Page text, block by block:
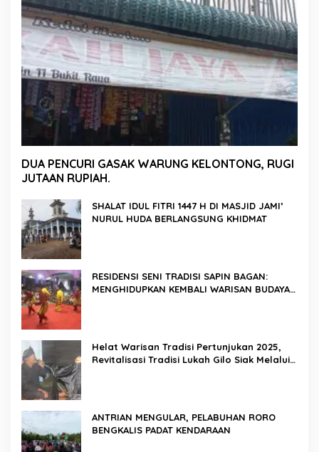
DUA PENCURI GASAK WARUNG KELONTONG, RUGI
JUTAAN RUPIAH.
SHALAT IDUL FITRI 1447 H DI MASJID JAMI’
NURUL HUDA BERLANGSUNG KHIDMAT
RESIDENSI SENI TRADISI SAPIN BAGAN:
MENGHIDUPKAN KEMBALI WARISAN BUDAYA
Helat Warisan Tradisi Pertunjukan 2025,
Revitalisasi Tradisi Lukah Gilo Siak Melalui
ANTRIAN MENGULAR, PELABUHAN RORO
BENGKALIS PADAT KENDARAAN